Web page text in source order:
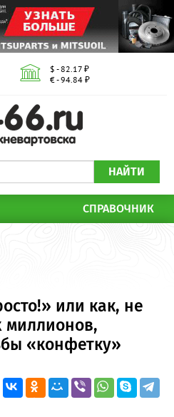
$ - 82.17 ₽
€ - 94.84 ₽
НАЙТИ
СПРАВОЧНИК
или как, не
миллионов,
«конфетку»